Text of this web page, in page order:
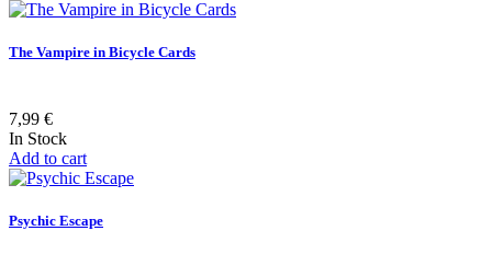
The Vampire in Bicycle Cards
7,99 €
In Stock
Add to cart
Psychic Escape